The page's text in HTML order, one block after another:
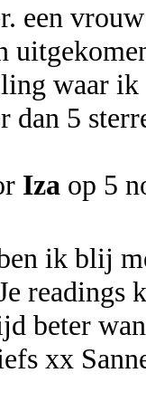
een
waar
dan 5
Iza op 5
ik blij
beter
xx